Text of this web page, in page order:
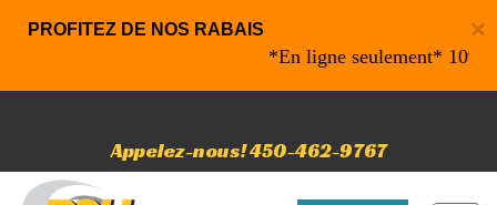
×
PROFITEZ DE NOS RABAIS
*En ligne seulement* 10% de
Appelez-nous! 450-462-9767